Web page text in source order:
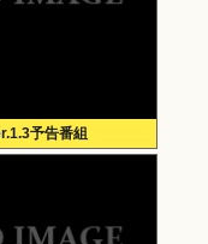
予告番組